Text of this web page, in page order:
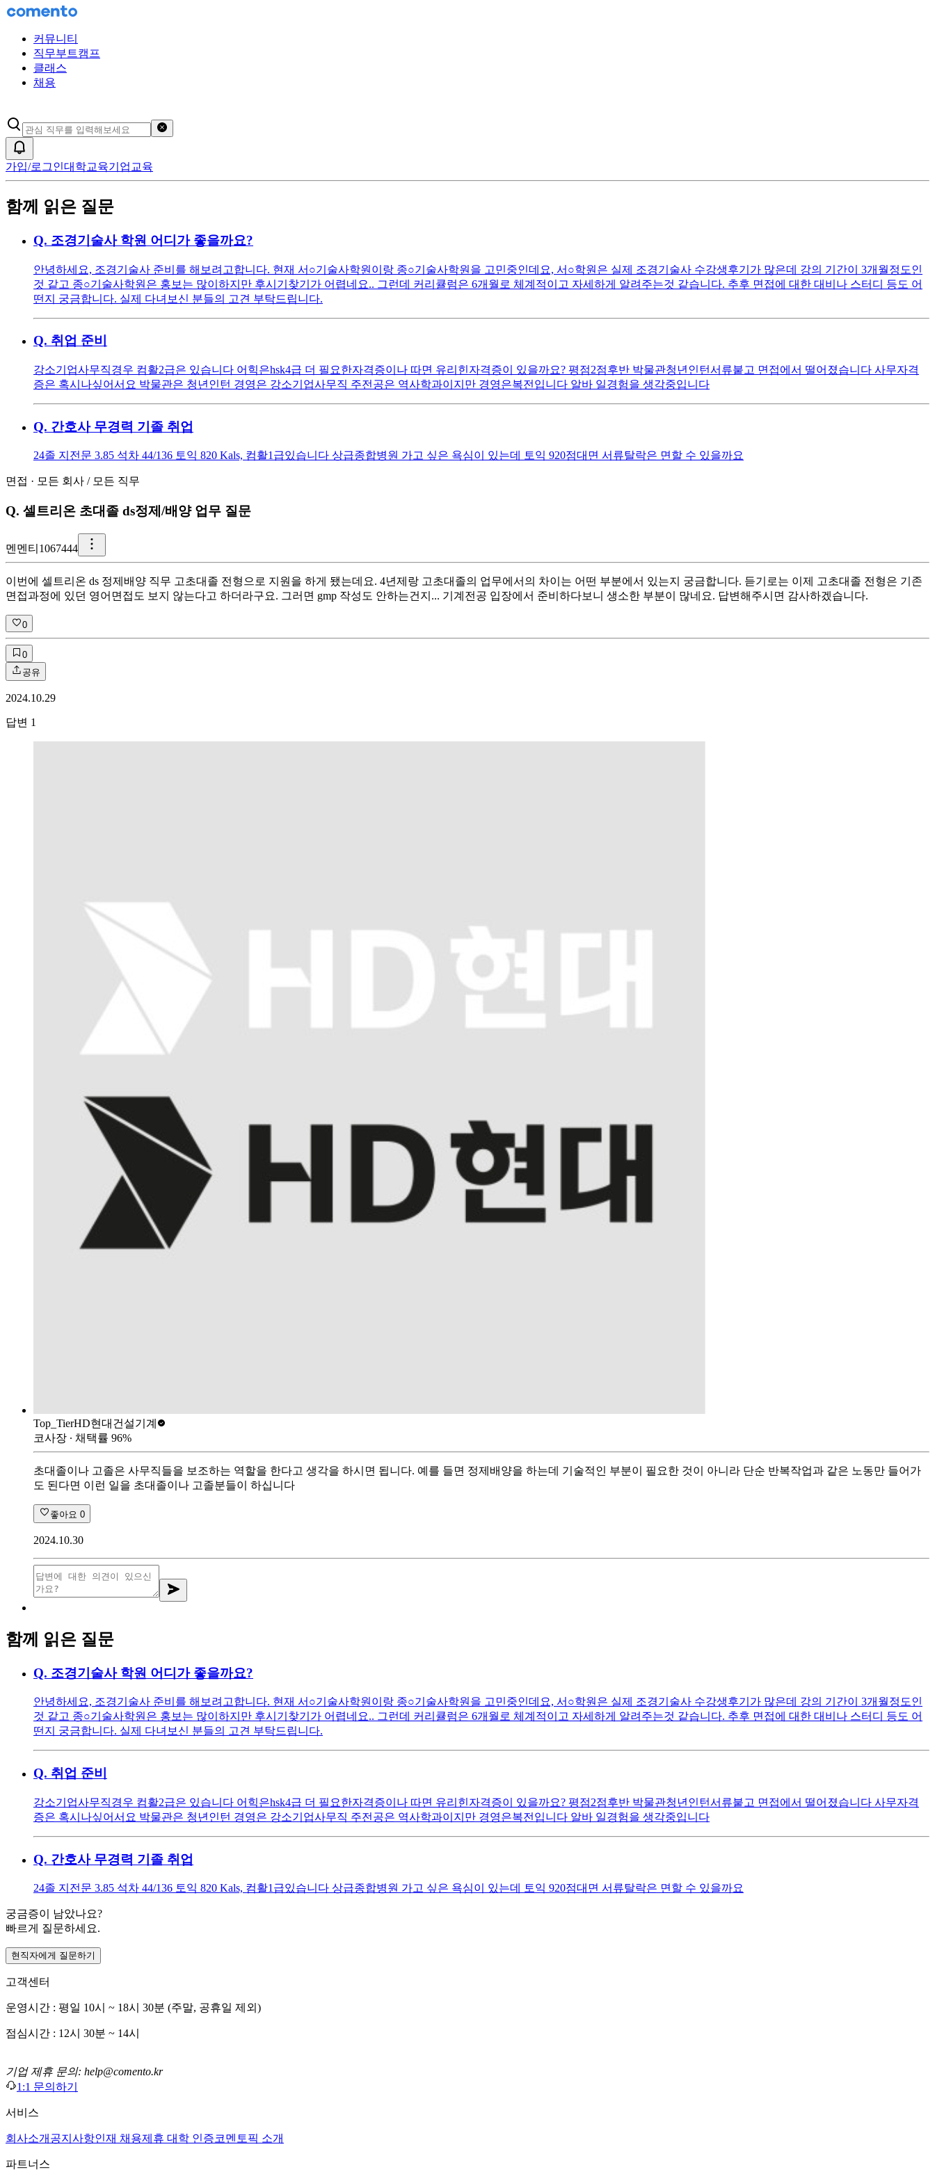
커뮤니티
직무부트캠프
클래스
채용
가입/로그인대학교육기업교육
함께 읽은 질문
Q. 조경기술사 학원 어디가 좋을까요?
안녕하세요, 조경기술사 준비를 해보려고합니다. 현재 서○기술사학원이랑 종○기술사학원을 고민중인데요, 서○학원은 실제 조경기술사 수강생후기가 많은데 강의 기간이 3개월정도인
것 같고 종○기술사학원은 홍보는 많이하지만 후시기찾기가 어렵네요.. 그런데 커리큘럼은 6개월로 체계적이고 자세하게 알려주는것 같습니다. 추후 면접에 대한 대비나 스터디 등도 어
떤지 궁금합니다. 실제 다녀보신 분들의 고견 부탁드립니다.
Q. 취업 준비
강소기업사무직경우 컴활2급은 있습니다 어힉은hsk4급 더 필요한자격증이나 따면 유리힌자격증이 있을까요? 평점2점후반 박물관청년인턴서류붙고 면접에서 떨어졌습니다 사무자격
증은 혹시나싶어서요 박물관은 청년인턴 경영은 강소기업사무직 주전공은 역사학과이지만 경영은복전입니다 알바 일경험을 생각중입니다
Q. 간호사 무경력 기졸 취업
24졸 지전문 3.85 석차 44/136 토익 820 Kals, 컴활1급있습니다 상급종합병원 가고 싶은 욕심이 있는데 토익 920점대면 서류탈락은 면할 수 있을까요
면접 · 모든 회사 / 모든 직무
Q. 셀트리온 초대졸 ds정제/배양 업무 질문
멘 멘티1067444
이번에 셀트리온 ds 정제배양 직무 고초대졸 전형으로 지원을 하게 됐는데요. 4년제랑 고초대졸의 업무에서의 차이는 어떤 부분에서 있는지 궁금합니다. 듣기로는 이제 고초대졸 전형은 기존
면접과정에 있던 영어면접도 보지 않는다고 하더라구요. 그러면 gmp 작성도 안하는건지... 기계전공 입장에서 준비하다보니 생소한 부분이 많네요. 답변해주시면 감사하겠습니다.
0
0
공유
2024.10.29
답변 1
Top_TierHD현대건설기계
코사장 ∙ 채택률 96%
초대졸이나 고졸은 사무직들을 보조하는 역할을 한다고 생각을 하시면 됩니다. 예를 들면 정제배양을 하는데 기술적인 부분이 필요한 것이 아니라 단순 반복작업과 같은 노동만 들어가
도 된다면 이런 일을 초대졸이나 고졸분들이 하십니다
좋아요 0
2024.10.30
함께 읽은 질문
Q. 조경기술사 학원 어디가 좋을까요?
안녕하세요, 조경기술사 준비를 해보려고합니다. 현재 서○기술사학원이랑 종○기술사학원을 고민중인데요, 서○학원은 실제 조경기술사 수강생후기가 많은데 강의 기간이 3개월정도인
것 같고 종○기술사학원은 홍보는 많이하지만 후시기찾기가 어렵네요.. 그런데 커리큘럼은 6개월로 체계적이고 자세하게 알려주는것 같습니다. 추후 면접에 대한 대비나 스터디 등도 어
떤지 궁금합니다. 실제 다녀보신 분들의 고견 부탁드립니다.
Q. 취업 준비
강소기업사무직경우 컴활2급은 있습니다 어힉은hsk4급 더 필요한자격증이나 따면 유리힌자격증이 있을까요? 평점2점후반 박물관청년인턴서류붙고 면접에서 떨어졌습니다 사무자격
증은 혹시나싶어서요 박물관은 청년인턴 경영은 강소기업사무직 주전공은 역사학과이지만 경영은복전입니다 알바 일경험을 생각중입니다
Q. 간호사 무경력 기졸 취업
24졸 지전문 3.85 석차 44/136 토익 820 Kals, 컴활1급있습니다 상급종합병원 가고 싶은 욕심이 있는데 토익 920점대면 서류탈락은 면할 수 있을까요
궁금증이 남았나요?
빠르게 질문하세요.
현직자에게 질문하기
고객센터
운영시간 : 평일 10시 ~ 18시 30분 (주말, 공휴일 제외)
점심시간 : 12시 30분 ~ 14시
기업 제휴 문의: help@comento.kr
1:1 문의하기
서비스
회사소개 공지사항인재 채용제휴 대학 인증코멘토픽 소개
파트너스